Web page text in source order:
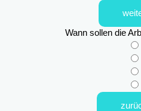
Wann sollen die